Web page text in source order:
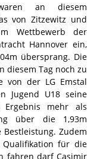
an diesem
von Zitzewitz und
Wettbewerb der
Hannover ein,
übersprang. Die
diesem Tag noch zu
von der LG Emstal
Jugend U18 seine
mehr als
über die 1,93m
Zudem
für die
fahren darf Casimir